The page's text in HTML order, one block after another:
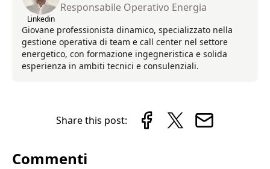
Linkedin
Responsabile Operativo Energia
Giovane professionista dinamico, specializzato nella
gestione operativa di team e call center nel settore
energetico, con formazione ingegneristica e solida
esperienza in ambiti tecnici e consulenziali.
Share this post:
Commenti